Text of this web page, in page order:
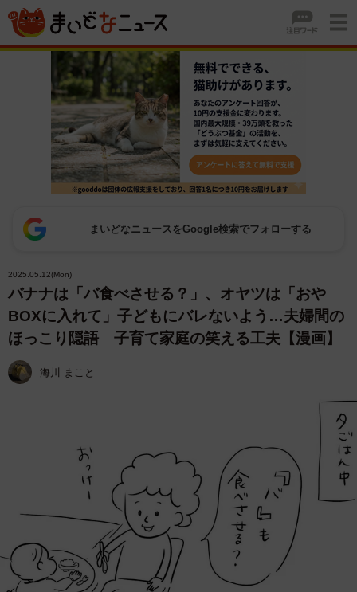
まいどなニュースをGoogle検索でフォローする
2025.05.12(Mon)
バナナは「バ食べさせる？」、オヤツは「おや
BOXに入れて」子どもにバレないよう…夫婦間の
ほっこり隠語 子育て家庭の笑える工夫【漫画】
海川 まこと